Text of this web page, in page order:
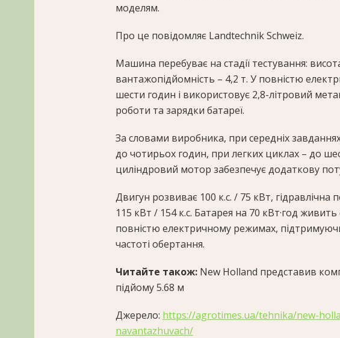
моделям.
Про це повідомляє Landtechnik Schweiz.
Машина перебуває на стадії тестування:
вантажопідйомність – 4,2 т. У повністю
шести годин і використовує 2,8-літровий
роботи та зарядки батареї.
За словами виробника, при середніх
до чотирьох годин, при легких циклах – до
циліндровий мотор забезпечує додаткову
Двигун розвиває 100 к.с. / 75 кВт, гідравлічна
115 кВт / 154 к.с. Батарея на 70 кВт·год
повністю електричному режимах,
частоті обертання.
Читайте також: New Holland представив
підйому 5.68 м
Джерело: https://agrotimes.ua/tehnika/new-
navantazhuvach/